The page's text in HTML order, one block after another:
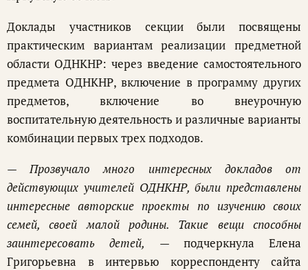
Доклады участников секции были посвящены
практическим вариантам реализации предметной
области ОДНКНР: через введение самостоятельного
предмета ОДНКНР, включение в программу других
предметов, включение во внеурочную
воспитательную деятельность и различные варианты
комбинации первых трех подходов.
— Прозвучало много интересных докладов от
действующих учителей ОДНКНР, были представлены
интересные авторские проекты по изучению своих
семей, своей малой родины. Такие вещи способны
заинтересовать детей, — подчеркнула Елена
Григорьевна в интервью корреспонденту сайта